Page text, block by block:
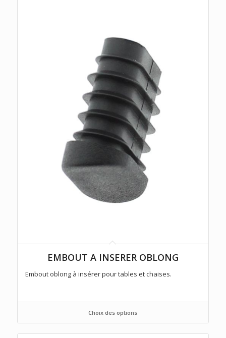
EMBOUT A INSERER OBLONG
Embout oblong à insérer pour tables et chaises.
Choix des options